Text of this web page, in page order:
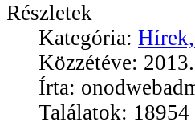
Részletek
Kategória:
Közzétéve:
Írta:
Találatok: 18954